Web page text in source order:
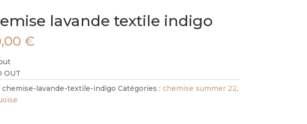
lavande textile indigo
€
OUT
chemise-lavande-textile-indigo Catégories : chemise summer 22,